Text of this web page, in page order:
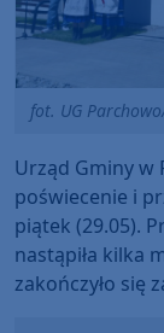
fot. UG
Urząd Gminy w
poświecenie i
piątek (29.05).
nastąpiła kilka
zakończyło się